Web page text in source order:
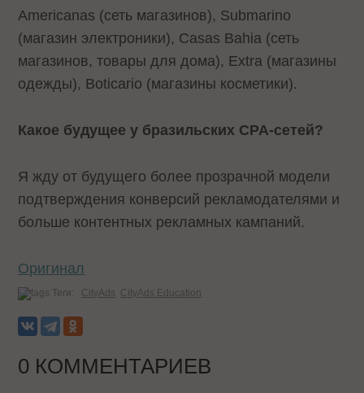
Americanas (сеть магазинов), Submarino
(магазин электроники), Casas Bahia (сеть
магазинов, товары для дома), Extra (магазины
одежды), Boticario (магазины косметики).
Какое будущее у бразильских CPA-сетей?
Я жду от будущего более прозрачной модели
подтверждения конверсий рекламодателями и
больше контентных рекламных кампаний.
Оригинал
Теги: CityAds CityAds Education
0 КОММЕНТАРИЕВ